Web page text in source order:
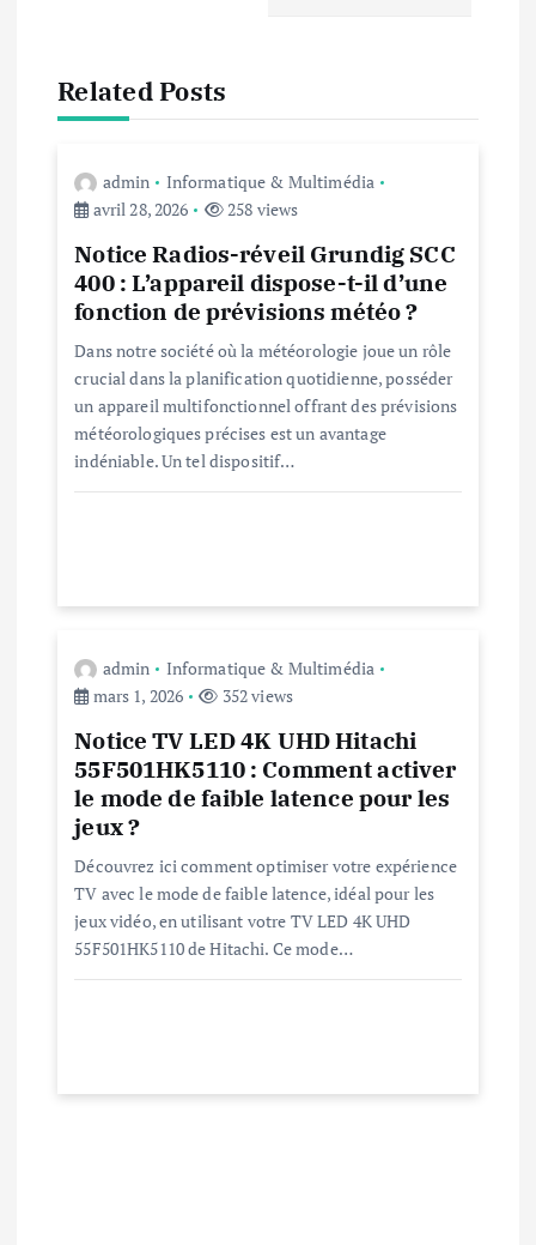
tRelated Posts
admin
Informatique & Multimédia
avril 28, 2026
258 views
Notice Radios-réveil Grundig SCC
400 : L’appareil dispose-t-il d’une
fonction de prévisions météo ?
Dans notre société où la météorologie joue un rôle
crucial dans la planification quotidienne, posséder
un appareil multifonctionnel offrant des prévisions
météorologiques précises est un avantage
indéniable. Un tel dispositif…
admin
Informatique & Multimédia
mars 1, 2026
352 views
Notice TV LED 4K UHD Hitachi
55F501HK5110 : Comment activer
le mode de faible latence pour les
jeux ?
Découvrez ici comment optimiser votre expérience
TV avec le mode de faible latence, idéal pour les
jeux vidéo, en utilisant votre TV LED 4K UHD
55F501HK5110 de Hitachi. Ce mode…